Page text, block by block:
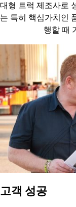
대형 트럭 제조사로
는 특히 핵심가치인
행할 때
고객 성공